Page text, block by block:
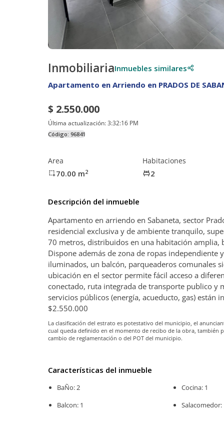
InmobiliariaInmuebles similares
Apartamento en Arriendo en PRADOS DE
$ 2.550.000
Última actualización:3:32:16 PM
Código: 96841
Area
70.00 m2
Habitaciones
2
Descripción del inmueble
Apartamento en arriendo en Sabaneta, sector
residencial exclusiva y de ambiente tranquilo,
70 metros, distribuidos en una habitación amplia,
Dispone además de zona de ropas independiente
iluminados, un balcón, parqueaderos comunales
ubicación en el sector permite fácil acceso a
conectado, ruta integrada de transporte publico y
servicios públicos (energía, acueducto, gas) están
$2.550.000
La clasificación del estrato es potestativo del municipio, el
cual queda definido en el momento de recibo de la obra,
cambio de reglamentación o del POT del municipio.
Características del inmueble
BaÑo: 2
Balcon: 1
Cocina: 1
Salacomedor: